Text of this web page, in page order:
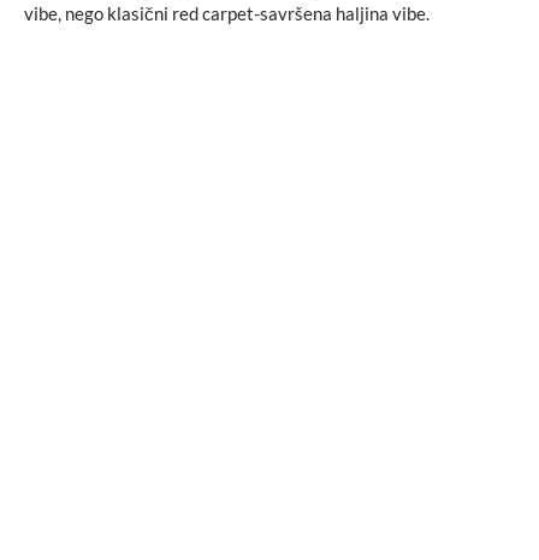
vibe, nego klasični red carpet-savršena haljina vibe.